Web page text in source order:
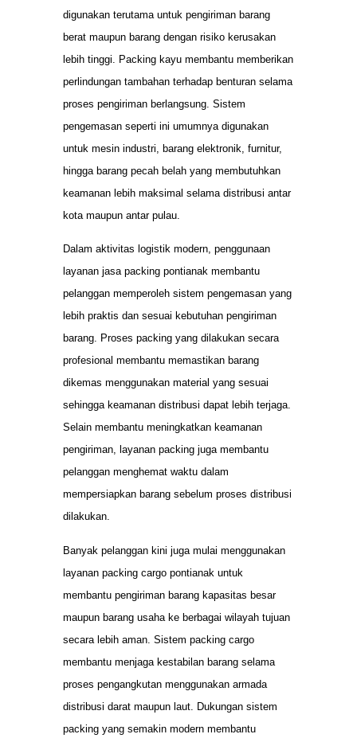
digunakan terutama untuk pengiriman barang
berat maupun barang dengan risiko kerusakan
lebih tinggi. Packing kayu membantu memberikan
perlindungan tambahan terhadap benturan selama
proses pengiriman berlangsung. Sistem
pengemasan seperti ini umumnya digunakan
untuk mesin industri, barang elektronik, furnitur,
hingga barang pecah belah yang membutuhkan
keamanan lebih maksimal selama distribusi antar
kota maupun antar pulau.
Dalam aktivitas logistik modern, penggunaan
layanan jasa packing pontianak membantu
pelanggan memperoleh sistem pengemasan yang
lebih praktis dan sesuai kebutuhan pengiriman
barang. Proses packing yang dilakukan secara
profesional membantu memastikan barang
dikemas menggunakan material yang sesuai
sehingga keamanan distribusi dapat lebih terjaga.
Selain membantu meningkatkan keamanan
pengiriman, layanan packing juga membantu
pelanggan menghemat waktu dalam
mempersiapkan barang sebelum proses distribusi
dilakukan.
Banyak pelanggan kini juga mulai menggunakan
layanan packing cargo pontianak untuk
membantu pengiriman barang kapasitas besar
maupun barang usaha ke berbagai wilayah tujuan
secara lebih aman. Sistem packing cargo
membantu menjaga kestabilan barang selama
proses pengangkutan menggunakan armada
distribusi darat maupun laut. Dukungan sistem
packing yang semakin modern membantu